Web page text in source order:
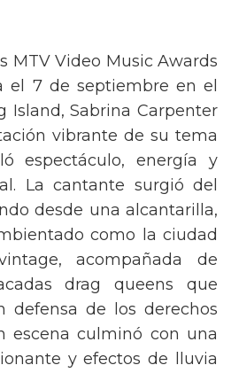
MTV Video Music Awards
el 7 de septiembre en el
Island, Sabrina Carpenter
vibrante de su tema
espectáculo, energía y
La cantante surgió del
desde una alcantarilla,
como la ciudad
acompañada de
drag queens que
defensa de los derechos
escena culminó con una
y efectos de lluvia